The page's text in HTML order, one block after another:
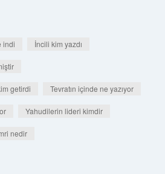
indi İncili kim yazdı
getirdi Tevratın içinde ne yazıyor
Yahudilerin lideri kimdir
nedir